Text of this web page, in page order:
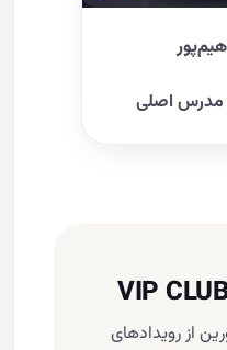
مدرس اصلی
از رویدادهای